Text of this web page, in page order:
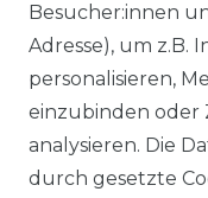
Wechselrichter
Wechselrichter
Besucher:innen
Adresse), um z.B.
personalisieren,
einzubinden oder
analysieren. Die
durch gesetzte